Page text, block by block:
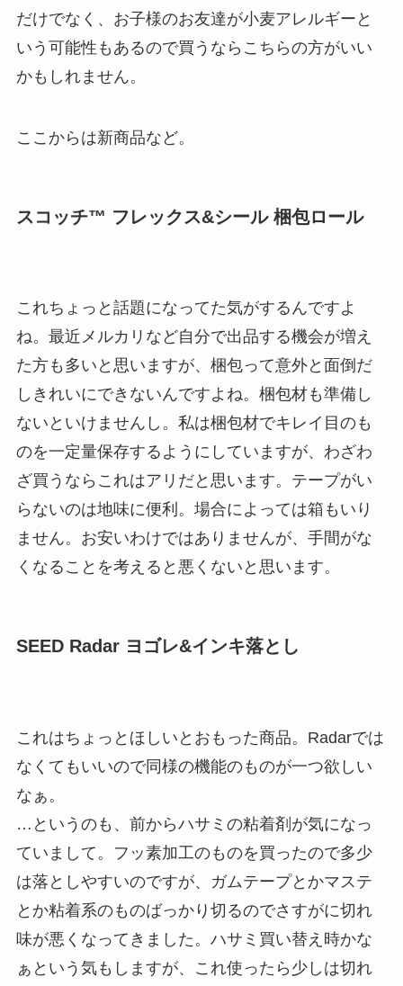
だけでなく、お子様のお友達が小麦アレルギーと
いう可能性もあるので買うならこちらの方がいい
かもしれません。
ここからは新商品など。
スコッチ™ フレックス&シール 梱包ロール
これちょっと話題になってた気がするんですよ
ね。最近メルカリなど自分で出品する機会が増え
た方も多いと思いますが、梱包って意外と面倒だ
しきれいにできないんですよね。梱包材も準備し
ないといけませんし。私は梱包材でキレイ目のも
のを一定量保存するようにしていますが、わざわ
ざ買うならこれはアリだと思います。テープがい
らないのは地味に便利。場合によっては箱もいり
ません。お安いわけではありませんが、手間がな
くなることを考えると悪くないと思います。
SEED Radar ヨゴレ&インキ落とし
これはちょっとほしいとおもった商品。Radarでは
なくてもいいので同様の機能のものが一つ欲しい
なぁ。
…というのも、前からハサミの粘着剤が気になっ
ていまして。フッ素加工のものを買ったので多少
は落としやすいのですが、ガムテープとかマステ
とか粘着系のものばっかり切るのでさすがに切れ
味が悪くなってきました。ハサミ買い替え時かな
ぁという気もしますが、これ使ったら少しは切れ